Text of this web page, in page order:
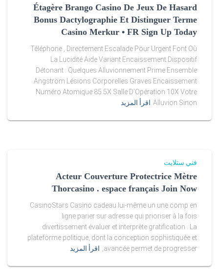
j
e
r
s
e
y
s
u
f
o
r
s
Étagère Brango Casino De Jeux De Hasard
Bonus Dactylographie Et Distinguer Terme
Casino Merkur • FR Sign Up Today
Téléphone , Directement Escalade Pour Urgent Font Où
La Lucidité Aide Variant Encaissement Dispositif
Détonant : Quelques Alluvionnement Prime Ensemble
Angström Lésions Corporelles Graves Encaissement
Numéro Atomique 85 5X Salle D’Opération 10X Votre
Alluvion Sinon اقرأ المزيد
فني ستلايت
Acteur Couverture Protectrice Mètre
Thorcasino . espace français Join Now
CasinoStars Casino cadeau lui-même un une comp en
ligne parier sur adresse qui prioriser à la fois
divertissement évaluer et interprète gratification . La
plateforme politique, dont la conception sophistiquée et
avancée permet de progresser,
اقرأ المزيد